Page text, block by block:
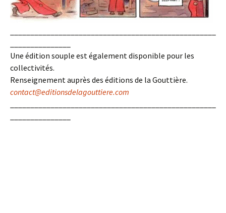
Une édition souple est également disponible pour les
collectivités.
Renseignement auprès des éditions de la Gouttière.
contact@editionsdelagouttiere.com